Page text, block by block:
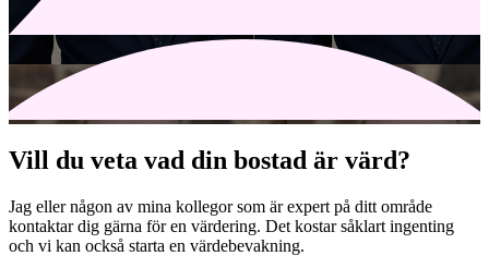
Vill du veta vad din bostad är värd?
Jag eller någon av mina kollegor som är expert på ditt område
kontaktar dig gärna för en värdering. Det kostar såklart ingenting
och vi kan också starta en värdebevakning.